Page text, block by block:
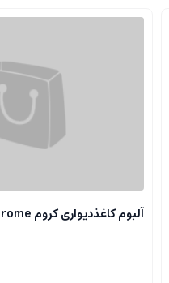
آلبوم کاغذدیواری کروم chrome کد 13027